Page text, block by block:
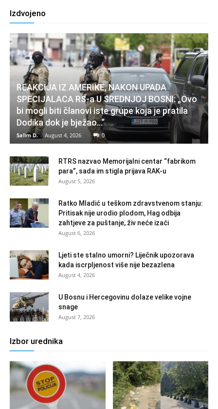
Izdvojeno
REAKCIJA IZ AMERIKE, NAKON UPADA
SPECIJALACA RS-a U SREDNJOJ BOSNI: „Ovo
bi mogli biti članovi iste grupe koja je pratila
Dodika dok je bježao…“
Salim D. - August 4, 2026 0
RTRS nazvao Memorijalni centar “fabrikom
para”, sada im stigla prijava RAK-u
August 5, 2026
Ratko Mladić u teškom zdravstvenom stanju:
Pritisak nije urodio plodom, Hag odbija
zahtjeve za puštanje, živ neće izaći
August 6, 2026
Ljeti ste stalno umorni? Liječnik upozorava
kada iscrpljenost više nije bezazlena
August 4, 2026
U Bosnu i Hercegovinu dolaze velike vojne
snage
August 7, 2026
Izbor urednika